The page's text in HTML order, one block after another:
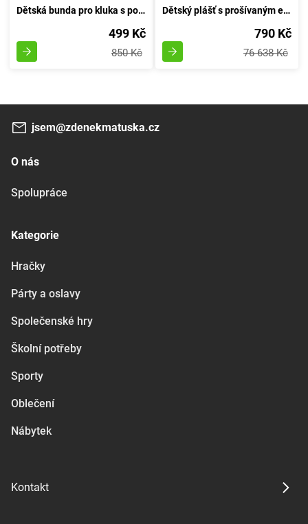
Dětská bunda pro kluka s potiskem a kapucí pro jaro/podzim, Pidilidi, PD1092-04, modrá - velikost 92/98 | 2/3let
499 Kč
850 Kč
Dětský plášť s prošívaným efektem od značky Minoti, model 16coat 7, v modrém provedení - velikost 98/104 | vhodný pro věk 3-4 let
790 Kč
76 638 Kč
jsem@zdenekmatuska.cz
O nás
Spolupráce
Kategorie
Hračky
Párty a oslavy
Společenské hry
Školní potřeby
Sporty
Oblečení
Nábytek
Kontakt